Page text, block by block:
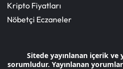
Kripto Fiyatları
Nöbetçi Eczaneler
Sitede yayınlanan içerik ve
sorumludur. Yayınlanan